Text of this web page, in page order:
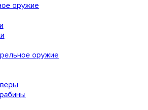
оружие
оружие